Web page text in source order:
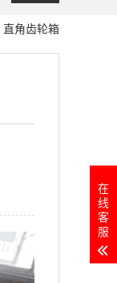
直角齿轮箱
在
线
客
服